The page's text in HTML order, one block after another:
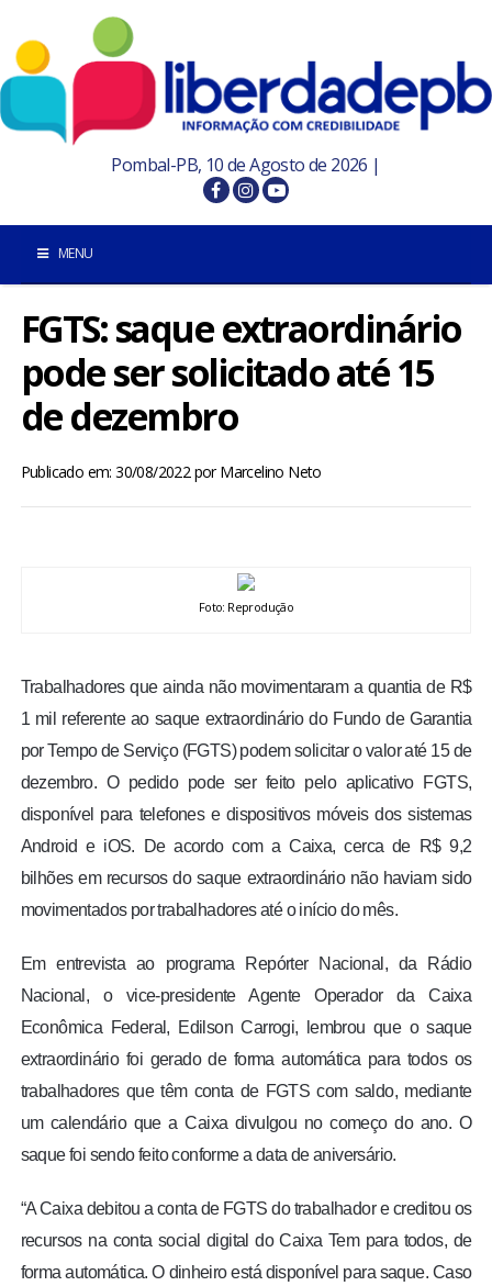
Pombal-PB, 10 de Agosto de 2026 |
MENU
INÍCIO
POMBAL E REGIÃO
BRASIL
ENTRETENIMENTO
ENQUETE
TV LPB
FOTOS
FGTS: saque extraordinário
pode ser solicitado até 15
de dezembro
Publicado em: 30/08/2022porMarcelino Neto
Foto: Reprodução
Trabalhadores que ainda não movimentaram a quantia de R$
1 mil referente ao saque extraordinário do Fundo de Garantia
por Tempo de Serviço (FGTS) podem solicitar o valor até 15 de
dezembro. O pedido pode ser feito pelo aplicativo FGTS,
disponível para telefones e dispositivos móveis dos sistemas
Android e iOS. De acordo com a Caixa, cerca de R$ 9,2
bilhões em recursos do saque extraordinário não haviam sido
movimentados por trabalhadores até o início do mês.
Em entrevista ao programa Repórter Nacional, da Rádio
Nacional, o vice-presidente Agente Operador da Caixa
Econômica Federal, Edilson Carrogi, lembrou que o saque
extraordinário foi gerado de forma automática para todos os
trabalhadores que têm conta de FGTS com saldo, mediante
um calendário que a Caixa divulgou no começo do ano. O
saque foi sendo feito conforme a data de aniversário.
“A Caixa debitou a conta de FGTS do trabalhador e creditou os
recursos na conta social digital do Caixa Tem para todos, de
forma automática. O dinheiro está disponível para saque. Caso